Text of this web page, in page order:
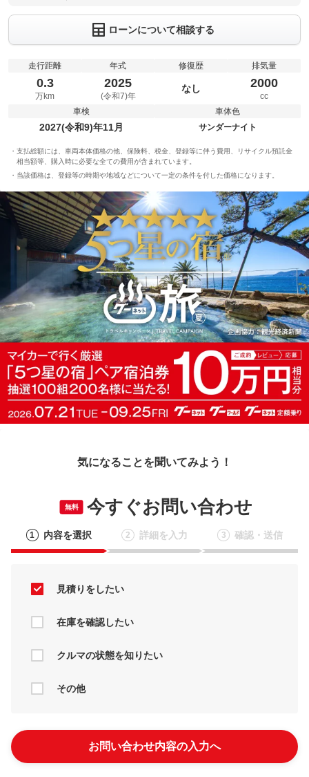
ローンについて相談する
走行距離
0.3
万km
年式
2025
(令和7)年
修復歴
なし
排気量
2000
cc
車検
2027(令和9)年11月
車体色
サンダーナイト
支払総額には、車両本体価格の他、保険料、税金、登録等に伴う費用、リサイクル預託金
相当額等、購入時に必要な全ての費用が含まれています。
当該価格は、登録等の時期や地域などについて一定の条件を付した価格になります。
気になることを聞いてみよう！
無料 今すぐお問い合わせ
1 内容を選択 2 詳細を入力 3 確認・送信
見積りをしたい
在庫を確認したい
クルマの状態を知りたい
その他
お問い合わせ内容の入力へ